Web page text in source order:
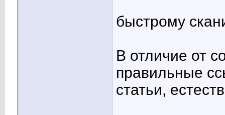
быстрому
В отличие от
правильные
статьи,